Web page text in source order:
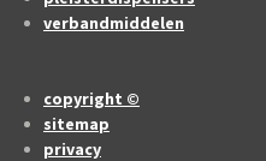
verbandmiddelen
copyright ©
sitemap
privacy